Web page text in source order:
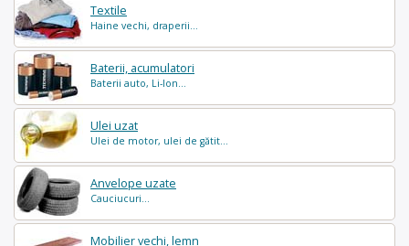
Textile
Haine vechi, draperii...
Baterii, acumulatori
Baterii auto, Li-Ion...
Ulei uzat
Ulei de motor, ulei de gătit...
Anvelope uzate
Cauciucuri...
Mobilier vechi, lemn